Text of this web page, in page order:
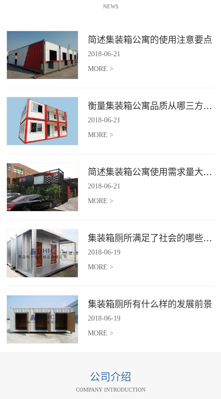
NEWS
简述集装箱公寓的使用注意要点
2018-06-21
MORE >
衡量集装箱公寓品质从哪三方面入手？
2018-06-21
MORE >
简述集装箱公寓使用需求量大幅增加的原因
2018-06-21
MORE >
集装箱厕所满足了社会的哪些需求
2018-06-19
MORE >
集装箱厕所有什么样的发展前景
2018-06-19
MORE >
公司介绍
COMPANY INTRODUCTION